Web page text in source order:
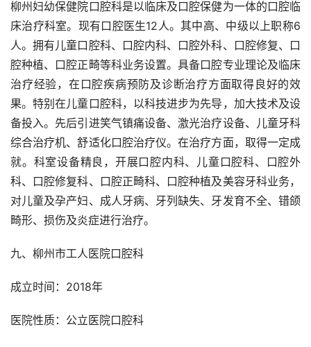
柳州妇幼保健院口腔科是以临床及口腔保健为一体的口腔临
床治疗科室。现有口腔医生12人。其中高、中级以上职称6
人。拥有儿童口腔科、口腔内科、口腔外科、口腔修复、口
腔种植、口腔正畸等科业务设置。具备口腔专业理论及临床
治疗经验，在口腔疾病预防及诊断治疗方面取得良好的效
果。特别在儿童口腔科，以科技进步为先导，加大技术及设
备投入。先后引进笑气镇痛设备、激光治疗设备、儿童牙科
综合治疗机、舒适化口腔治疗仪。在治疗方面，取得一定成
就。科室设备精良，开展口腔内科、儿童口腔科、口腔外
科、口腔修复科、口腔正畸科、口腔种植及美容牙科业务，
对儿童及孕产妇、成人牙病、牙列缺失、牙发育不全、错颌
畸形、损伤及炎症进行治疗。
九、柳州市工人医院口腔科
成立时间：2018年
医院性质：公立医院口腔科